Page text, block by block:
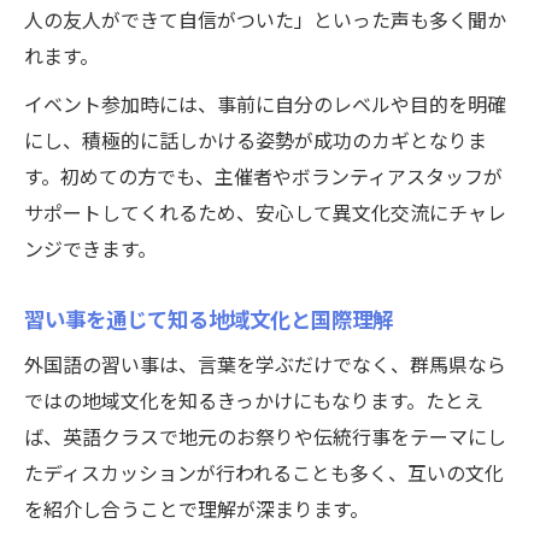
人の友人ができて自信がついた」といった声も多く聞か
れます。
イベント参加時には、事前に自分のレベルや目的を明確
にし、積極的に話しかける姿勢が成功のカギとなりま
す。初めての方でも、主催者やボランティアスタッフが
サポートしてくれるため、安心して異文化交流にチャレ
ンジできます。
習い事を通じて知る地域文化と国際理解
外国語の習い事は、言葉を学ぶだけでなく、群馬県なら
ではの地域文化を知るきっかけにもなります。たとえ
ば、英語クラスで地元のお祭りや伝統行事をテーマにし
たディスカッションが行われることも多く、互いの文化
を紹介し合うことで理解が深まります。